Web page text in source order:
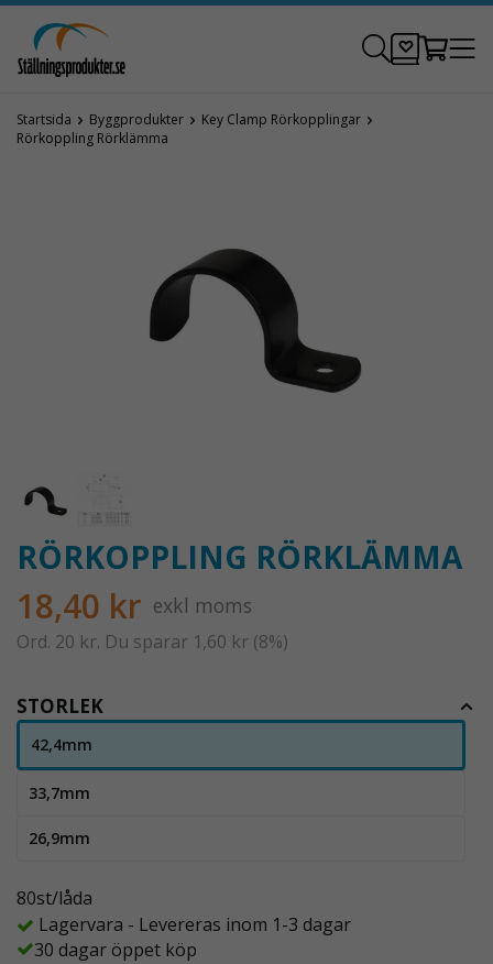
Startsida Byggprodukter
Key Clamp Rörkopplingar
Rörkoppling Rörklämma
RÖRKOPPLING RÖRKLÄMMA
18,40 kr exkl moms
Ord. 20 kr. Du sparar 1,60 kr (8%)
STORLEK
42,4mm
33,7mm
26,9mm
80st/låda
Lagervara - Levereras inom 1-3 dagar
30 dagar öppet köp